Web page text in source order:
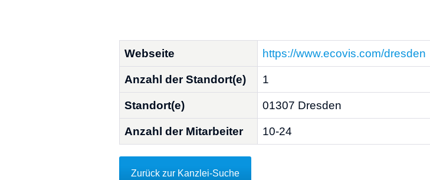
Webseite
https://www.ecovis.com/dresden
Anzahl der Standort(e)
1
Standort(e)
01307 Dresden
Anzahl der Mitarbeiter
10-24
Zurück zur Kanzlei-Suche